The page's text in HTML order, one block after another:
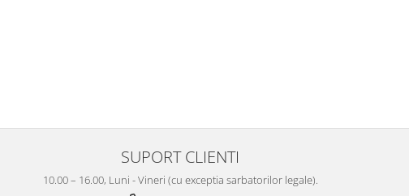
SUPORT CLIENTI
10.00 – 16.00, Luni - Vineri (cu exceptia sarbatorilor legale).